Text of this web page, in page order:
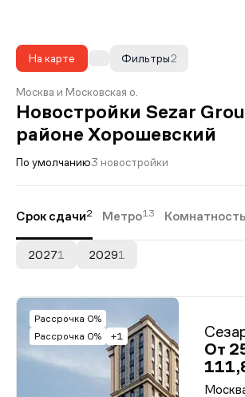
На карте 2
Фильтры
Москва и Московская о.
Новостройки Sezar
районе Хорошевский
По умолчанию3 новостройки
Срок сдачи2 Метро13 Комнатность
20271 20291
Рассрочка 0%
Рассрочка 0%
+1
От